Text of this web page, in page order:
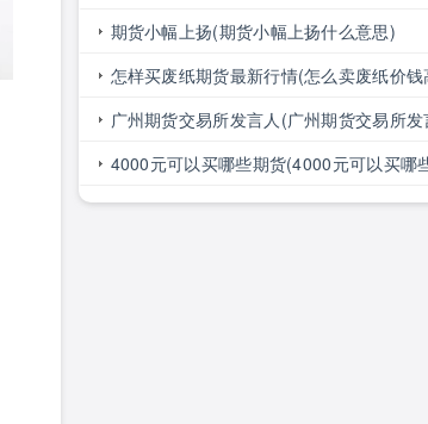
线)
期货小幅上扬(期货小幅上扬什么意思)
怎样买废纸期货最新行情(怎么卖废纸价钱
广州期货交易所发言人(广州期货交易所发
谁)
4000元可以买哪些期货(4000元可以买哪
呢)